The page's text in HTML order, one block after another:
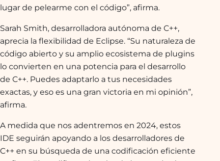
lugar de pelearme con el código”, afirma.
Sarah Smith, desarrolladora autónoma de C++,
aprecia la flexibilidad de Eclipse. “Su naturaleza de
código abierto y su amplio ecosistema de plugins
lo convierten en una potencia para el desarrollo
de C++. Puedes adaptarlo a tus necesidades
exactas, y eso es una gran victoria en mi opinión”,
afirma.
A medida que nos adentremos en 2024, estos
IDE seguirán apoyando a los desarrolladores de
C++ en su búsqueda de una codificación eficiente